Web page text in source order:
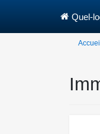
Quel-
Accueil